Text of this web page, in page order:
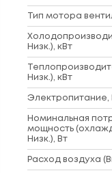
Тип мотора
Низк.), кВт
Низк.), кВт
Электропитание,
Номинальная
мощность
Низк.), Вт
Расход воздуха